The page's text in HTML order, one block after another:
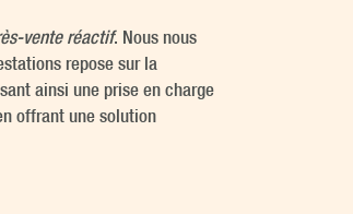
vente réactif. Nous nous
repose sur la
ainsi une prise en charge
offrant une solution